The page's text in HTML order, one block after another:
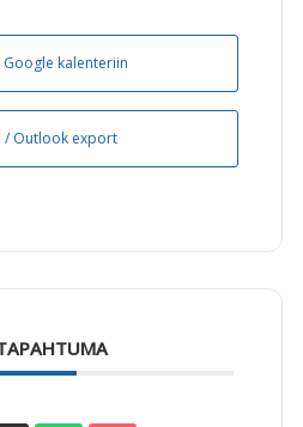
Google kalenteriin
/ Outlook export